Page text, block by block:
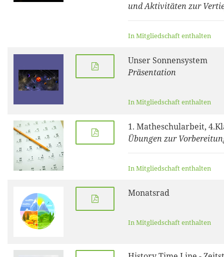
und Aktivitäten zur
In Mitgliedschaft enthalten
Unser Sonnensystem
Präsentation
In Mitgliedschaft enthalten
1. Matheschularbeit,
Übungen zur
In Mitgliedschaft enthalten
Monatsrad
In Mitgliedschaft enthalten